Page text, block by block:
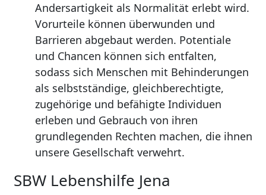
Andersartigkeit als Normalität erlebt wird.
Vorurteile können überwunden und
Barrieren abgebaut werden. Potentiale
und Chancen können sich entfalten,
sodass sich Menschen mit Behinderungen
als selbstständige, gleichberechtigte,
zugehörige und befähigte Individuen
erleben und Gebrauch von ihren
grundlegenden Rechten machen, die ihnen
unsere Gesellschaft verwehrt.
SBW Lebenshilfe Jena